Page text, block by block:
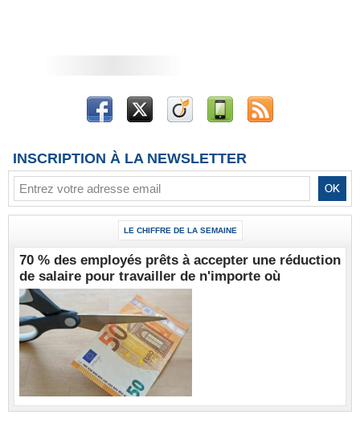
INSCRIPTION À LA NEWSLETTER
LE CHIFFRE DE LA SEMAINE
70 % des employés prêts à accepter une réduction
de salaire pour travailler de n'importe où